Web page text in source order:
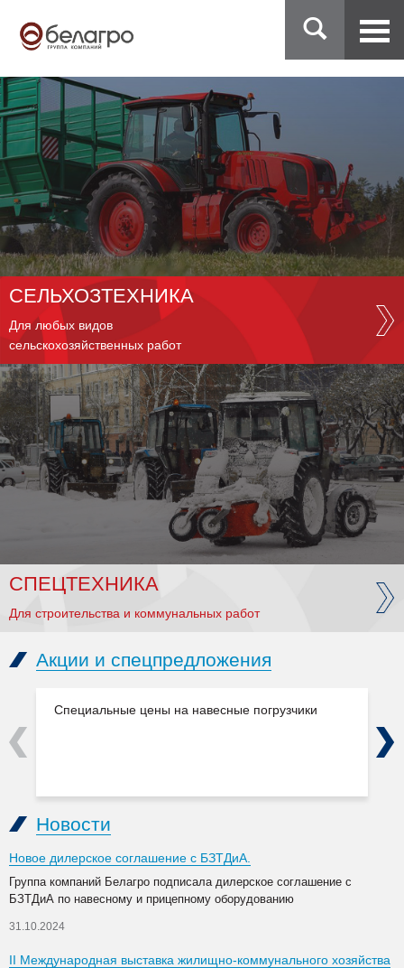
СЕЛЬХОЗТЕХНИКА
Для любых видов
сельскохозяйственных работ
СПЕЦТЕХНИКА
Для строительства и коммунальных работ
Акции и спецпредложения
Специальные цены на навесные погрузчики
Previous Next
Новости
Новое дилерское соглашение с БЗТДиА.
Группа компаний Белагро подписала дилерское соглашение с
БЗТДиА по навесному и прицепному оборудованию
31.10.2024
II Международная выставка жилищно-коммунального хозяйства